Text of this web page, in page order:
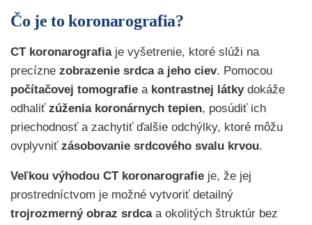
Čo je to koronarografia?
CT koronarografiaje vyšetrenie, ktoré slúži na
precízne zobrazenie srdca a jeho ciev. Pomocou
počítačovej tomografie a kontrastnej látkydokáže
odhaliť zúženia koronárnych tepien, posúdiť ich
priechodnosť a zachytiť ďalšie odchýlky, ktoré môžu
ovplyvniť zásobovanie srdcového svalu krvou.
Veľkou výhodou CT koronarografie je, že jej
prostredníctvom je možné vytvoriť detailný
trojrozmerný obraz srdcaa okolitých štruktúr bez